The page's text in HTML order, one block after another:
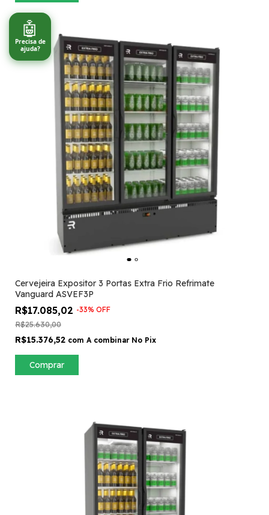
Cervejeira Expositor 3 Portas Extra Frio Refrimate
Vanguard ASVEF3P
R$17.085,02 -33% OFF
R$25.630,00
R$15.376,52 com A combinar No Pix
Comprar
🤖
Precisa de
ajuda?